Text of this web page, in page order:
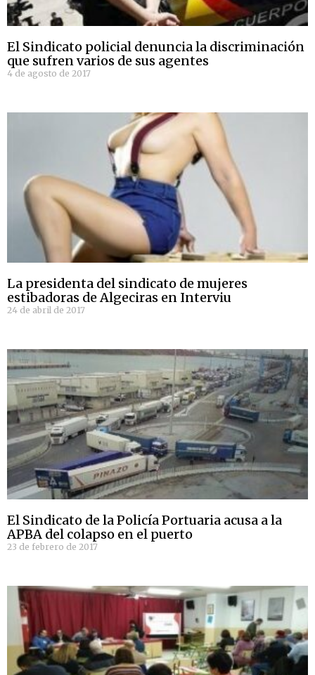
El Sindicato policial denuncia la discriminación
que sufren varios de sus agentes
4 de agosto de 2017
La presidenta del sindicato de mujeres
estibadoras de Algeciras en Interviu
24 de abril de 2017
El Sindicato de la Policía Portuaria acusa a la
APBA del colapso en el puerto
23 de febrero de 2017